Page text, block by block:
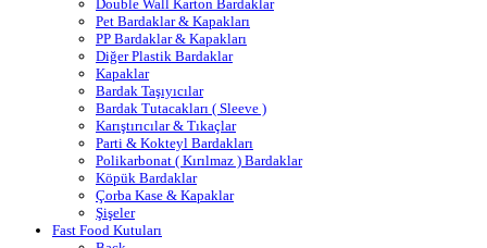
Double Wall Karton Bardaklar
Pet Bardaklar & Kapakları
PP Bardaklar & Kapakları
Diğer Plastik Bardaklar
Kapaklar
Bardak Taşıyıcılar
Bardak Tutacakları ( Sleeve )
Karıştırıcılar & Tıkaçlar
Parti & Kokteyl Bardakları
Polikarbonat ( Kırılmaz ) Bardaklar
Köpük Bardaklar
Çorba Kase & Kapaklar
Şişeler
Fast Food Kutuları